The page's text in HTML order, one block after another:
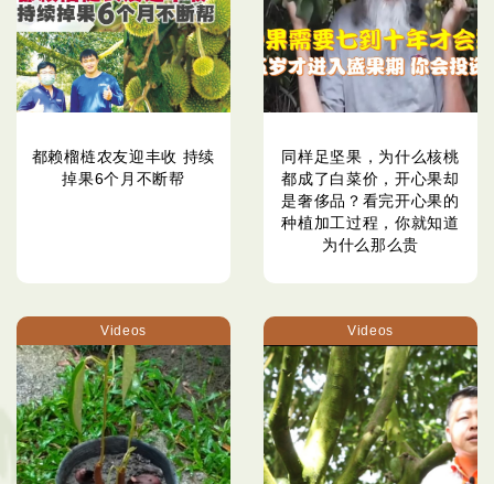
都赖榴梿农友迎丰收 持续
掉果6个月不断帮
同样足坚果，为什么核桃
都成了白菜价，开心果却
是奢侈品？看完开心果的
种植加工过程，你就知道
为什么那么贵
Videos Videos